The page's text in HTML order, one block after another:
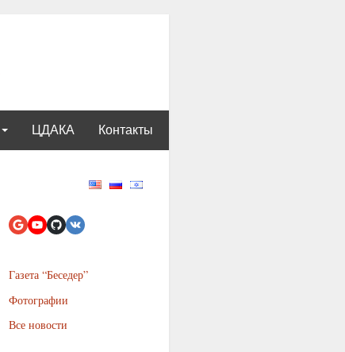
ЦДАКА Контакты
Газета “Беседер”
Фотографии
Все новости